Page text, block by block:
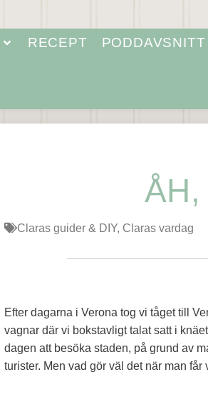
RECEPT PODDAVSNITT
Claras guider & DIY Claras vardag
Efter dagarna i Verona tog vi tåget till
vagnar där vi bokstavligt talat satt i
dagen att besöka staden, på grund av
turister. Men vad gör väl det när man får